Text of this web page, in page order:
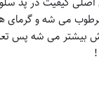
می شه و گرمای